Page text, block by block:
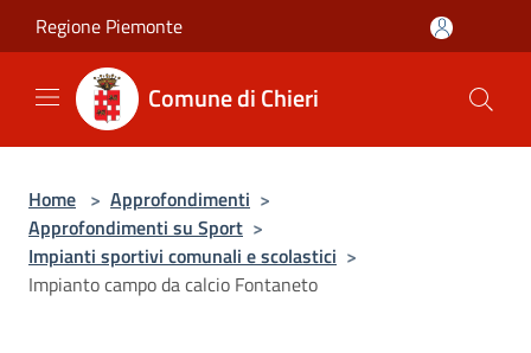
Salta al contenuto principale
Regione Piemonte
Comune di Chieri
Home > Approfondimenti >
Approfondimenti su Sport >
Impianti sportivi comunali e scolastici >
Impianto campo da calcio Fontaneto